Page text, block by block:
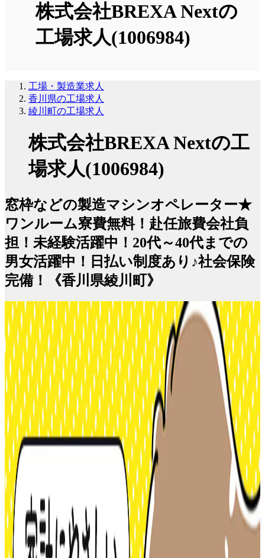
株式会社BREXA Nextの
工場求人(1006984)
工場・製造業求人
香川県の工場求人
綾川町の工場求人
株式会社BREXA Nextの工
場求人(1006984)
窓枠などの製造マシンオペレーター★
ワンルーム寮費無料！赴任旅費会社負
担！未経験活躍中！20代～40代までの
男女活躍中！日払い制度あり♪社会保険
完備！《香川県綾川町》